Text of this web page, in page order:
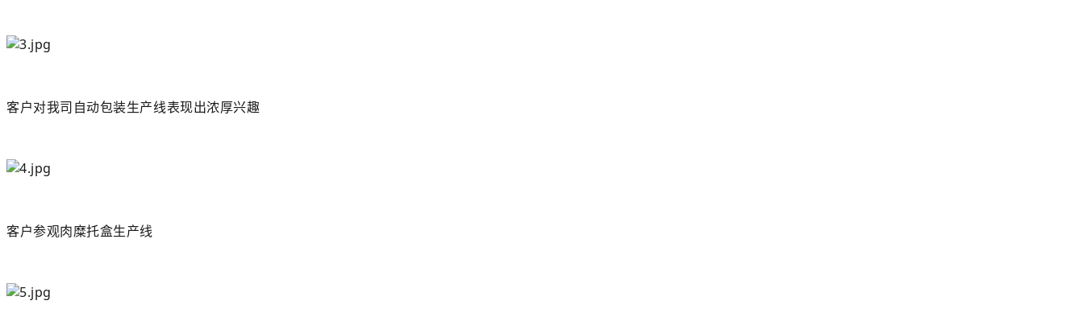
客户对我司自动包装生产线表现出浓厚兴趣
客户参观肉糜托盒生产线